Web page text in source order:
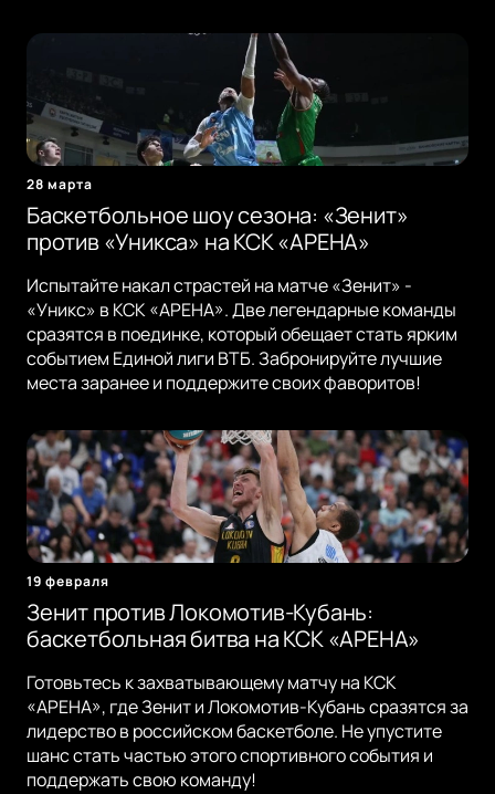
28 марта
Баскетбольное шоу сезона: «Зенит»
против «Уникса» на КСК «АРЕНА»
Испытайте накал страстей на матче «Зенит» -
«Уникс» в КСК «АРЕНА». Две легендарные команды
сразятся в поединке, который обещает стать ярким
событием Единой лиги ВТБ. Забронируйте лучшие
места заранее и поддержите своих фаворитов!
19 февраля
Зенит против Локомотив-Кубань:
баскетбольная битва на КСК «АРЕНА»
Готовьтесь к захватывающему матчу на КСК
«АРЕНА», где Зенит и Локомотив-Кубань сразятся за
лидерство в российском баскетболе. Не упустите
шанс стать частью этого спортивного события и
поддержать свою команду!